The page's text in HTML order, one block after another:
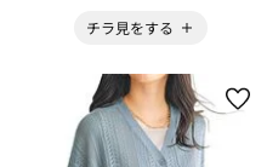
チラ見をする